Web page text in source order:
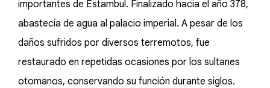
importantes de Estambul. Finalizado hacia el año 378,
abastecía de agua al palacio imperial. A pesar de los
daños sufridos por diversos terremotos, fue
restaurado en repetidas ocasiones por los sultanes
otomanos, conservando su función durante siglos.